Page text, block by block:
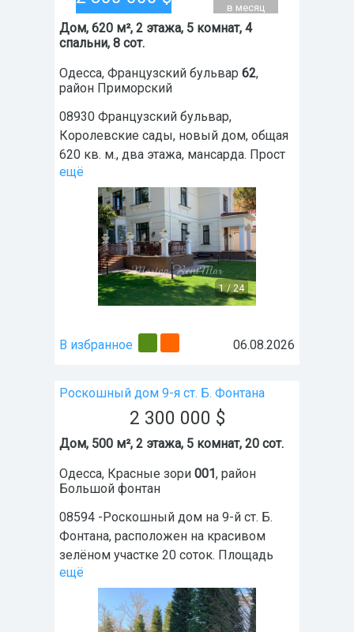
в месяц
Дом, 620 м², 2 этажа, 5 комнат, 4
спальни, 8 сот.
Одесса, Французский бульвар 62,
район Приморский
08930 Французский бульвар,
Королевские сады, новый дом, общая
620 кв. м., два этажа, мансарда. Прост
ещё
1/24
В избранное 06.08.2026
Роскошный дом 9-я ст. Б. Фонтана
2 300 000 $
Дом, 500 м², 2 этажа, 5 комнат, 20 сот.
Одесса, Красные зори 001, район
Большой фонтан
08594 -Роскошный дом на 9-й ст. Б.
Фонтана, расположен на красивом
зелёном участке 20 соток. Площадь
ещё